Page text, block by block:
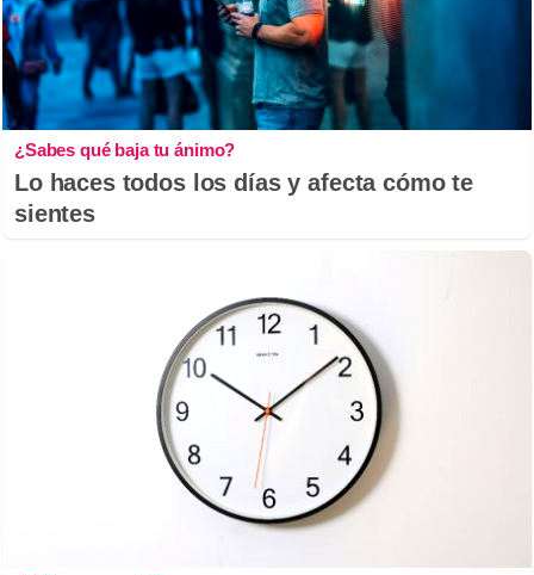
¿Sabes qué baja tu ánimo?
Lo haces todos los días y afecta cómo te
sientes